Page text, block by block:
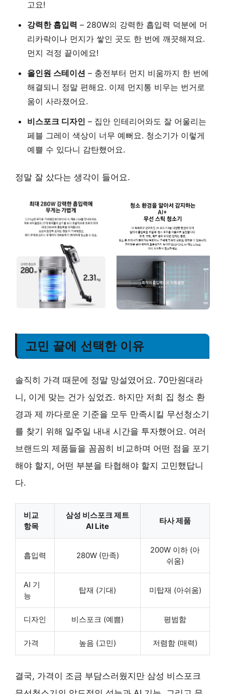
고요!
강력한 흡입력 – 280W의 강력한 흡입력 덕분에 머
리카락이나 먼지가 쌓인 곳도 한 번에 깨끗해져요.
먼지 걱정 끝이에요!
올인원 스테이션 – 충전부터 먼지 비움까지 한 번에
해결되니 정말 편해요. 이제 먼지통 비우는 번거로
움이 사라졌어요.
비스포크 디자인 – 집안 인테리어와도 잘 어울리는
페블 그레이 색상이 너무 예뻐요. 청소기가 이렇게
예쁠 수 있다니 감탄했어요.
정말 잘 샀다는 생각이 들어요.
고민 끝에 선택한 이유
솔직히 가격 때문에 정말 망설였어요. 70만원대라
니, 이게 맞는 건가 싶었죠. 하지만 저희 집 청소 환
경과 제 까다로운 기준을 모두 만족시킬 무선청소기
를 찾기 위해 일주일 내내 시간을 투자했어요. 여러
브랜드의 제품들을 꼼꼼히 비교하며 어떤 점을 포기
해야 할지, 어떤 부분을 타협해야 할지 고민했답니
다.
비교
항목
삼성 비스포크 제트
AI Lite
타사 제품
흡입력 280W (만족)
200W 이하 (아
쉬움)
AI 기
능
탑재 (기대) 미탑재 (아쉬움)
디자인 비스포크 (예쁨) 평범함
가격 높음 (고민) 저렴함 (매력)
결국, 가격이 조금 부담스러웠지만 삼성 비스포크